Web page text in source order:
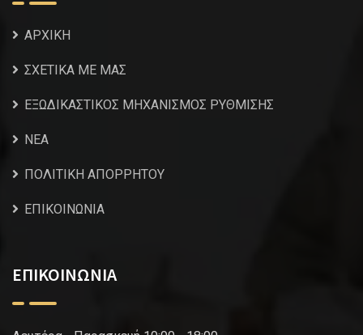
ΑΡΧΙΚΗ
ΣΧΕΤΙΚΑ ΜΕ ΜΑΣ
ΕΞΩΔΙΚΑΣΤΙΚΟΣ ΜΗΧΑΝΙΣΜΟΣ ΡΥΘΜΙΣΗΣ
NEA
ΠΟΛΙΤΙΚΗ ΑΠΟΡΡΗΤΟΥ
ΕΠΙΚΟΙΝΩΝΙΑ
ΕΠΙΚΟΙΝΩΝΙΑ